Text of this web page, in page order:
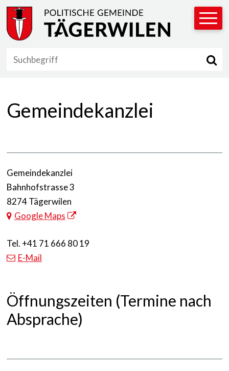
Navigieren in Tägerwilen
Schnellnavigation
Hauptnavigation
Suchbegriff
Gemeindekanzlei
Adresse
Gemeindekanzlei
Bahnhofstrasse 3
8274 Tägerwilen
Google Maps
Tel. +41 71 666 80 19
E-Mail
Öffnungszeiten (Termine nach
Absprache)